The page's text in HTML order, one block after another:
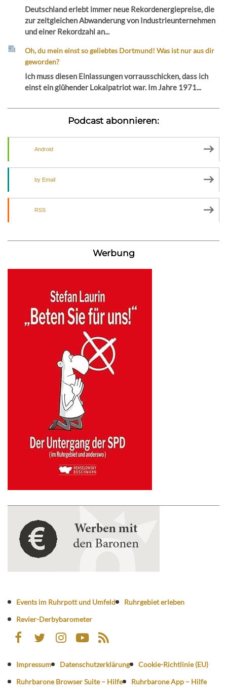
Deutschland erlebt immer neue Rekordenergiepreise, die
zur zeitgleichen Abwanderung von Industrieunternehmen
und einer Rekordzahl an...
Oh, du mein einst so geliebtes Dortmund! Was ist nur aus dir
geworden?
Ich muss diesen Einlassungen vorrausschicken, dass ich
einst ein glühender Lokalpatriot war. Im Jahre 1971...
Podcast abonnieren:
Android
by Email
RSS
Werbung
Events im Ruhrpott und Umfeld
Ruhrgebiet erleben
Revier-Derbybarometer
Impressum Datenschutzerklärung
Cookie-Richtlinie (EU)
Ruhrbarone Browser Suite – Hilfe
Ruhrbarone App – Hilfe